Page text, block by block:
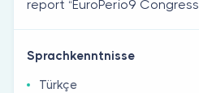
report “EuroPerio9
Sprachkenntnisse
Türkçe